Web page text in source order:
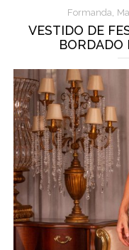
Formanda,
VESTIDO DE
BORDADO